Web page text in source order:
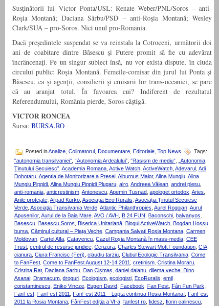
Susţinătorii lui Victor Ponta/USL: Renate Weber/PNL/Soros – anti-
Roşia Montană; Daciana Sârbu/PSD – anti-Roşia Montană; Wesley
Clark/SUA – pro-Soros. Nici unul pro-Romania.
Dacă preşedintele suspendat se va reinstala la Cotroceni, următorii doi
ani de coabitare dintre Băsescu şi Putere promit să fie cu adevărat
încrâncenaţi. Pe un singur subiect însă, nu vor exista dispute, în ciuda
circului public: Roşia Montană. Femeile-comisar din jurul lui Ponta şi
Băsescu, ca şi agenţii, consilierii şi emisarii lor trans-oceanici, se pare
că au aranjat totul. În favoarea cui? Indiferent de rezultatul
Referendumului, România pierde, Soros câştigă.
VICTOR RONCEA
Sursa: BURSA.RO
Posted inAnalize Colimatorul Documentare Editoriale Top News
Tags:
"autonomia transilvaniei", “Autonomia Ardealului”, ”Rasism de mediu”, „Autonomia
Ţinutului Secuiesc”, Academia Romana, Active Watch, ActiveWatch, Adevarul , Adi
Dohotaru, Agentia de Monitorizare a Presei, Alburnus Maior, Alina Mungiu, Alina
Mungiu Pippidi, Alina Mungiu Pippidi Plugaru, alro, Andreea Vălean, andrei plesu,
anti-romania, anticrestinism, Antonescu, Apemin Tusnad, apologet ortodox, Aries,
Ariile protejate, Arpad Kurko, Asociația Eco Ruralis, Asociaţia Ţinutul Secuiesc
Verde, Asociaţia Transilvania Verde, Atlantic Philanthropies, Aurel Rogojan, Aurul
Apusenilor, Aurul de la Baia Mare, AVO / AVH , B 24 FUN, Baconschi, balvanyos,
Basescu, Basescu Soros, Biserica Unitariană, Blogul ActiveWatch, Bogdan Hossu,
bursa, Căminul cultural – Piața Veche, Campania Salvati Rosia Montana, Carmen
Moldovan, Cartel Alfa, Catavencu, Cazul Roșia Montană în mass-media, CEE
Trust, centrul de resurse juridice, Cenzura, Charles Stewart Mott Foundation, CIA,
cianura, Ciura Francisc (Feri), claudiu tarziu, Clubul Ecologic Transilvania, Come
to FanFest, Come to FanFest August 12-14 2011, cretinism, Cristina Moraru,
Cristina Raț, Daciana Sarbu, Dan Cișmaș, daniel daianu, dilema veche, Dino
Asanaj, Dramacum, droguri, Ecologism, ecologisti, EcoRuralis, emil
constantinescu, Eniko Vincze, Eugen David, Facebook, Fan Fest, Fân Fun Park,
FanFest, FanFest 2011, FanFest 2011 – Lupta continua Rosia Montana!, FanFest
2011 la Rosia Montana, FânFest ediţia a VI-a, fanfest.ro, fidesz, florin calinescu,